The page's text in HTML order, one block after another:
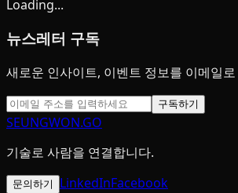
Loading...
뉴스레터 구독
새로운 인사이트, 이벤트 정보를 이메일
구독하기
SEUNGWON.GO
기술로 사람을 연결합니다.
문의하기 LinkedInFacebook